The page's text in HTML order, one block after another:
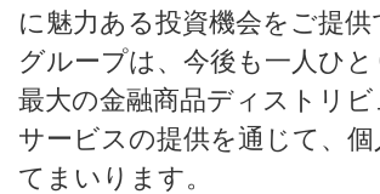
に魅力ある投資機会をご提
グループは、今後も一人ひ
最大の金融商品ディストリ
サービスの提供を通じて、
てまいります。